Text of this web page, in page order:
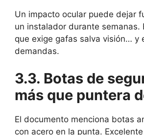
Un impacto ocular puede dejar
un instalador durante semanas.
que exige gafas salva visión… y
demandas.
3.3. Botas de
más que puntera
El documento menciona botas
con acero en la punta.